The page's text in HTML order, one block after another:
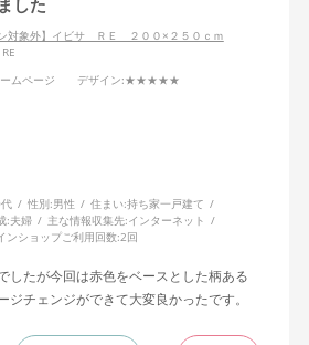
ン対象外】イビサ ＲＥ ２００×２５０ｃｍ
ムページ デザイン:★★★★★
性別:男性 住まい:持ち家一戸建て
:夫婦 主な情報収集先:インターネット
ンショップご利用回数:2回
したが今回は赤色をベースとした柄ある
ジチェンジができて大変良かったです。